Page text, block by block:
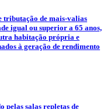
tributação de mais-valias
igual ou superior a 65 anos,
habitação própria e
à geração de rendimento
pelas salas repletas de